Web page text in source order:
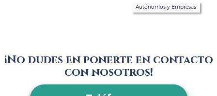
Autónomos y Empresas
¡No dudes en ponerte en contacto
con nosotros!